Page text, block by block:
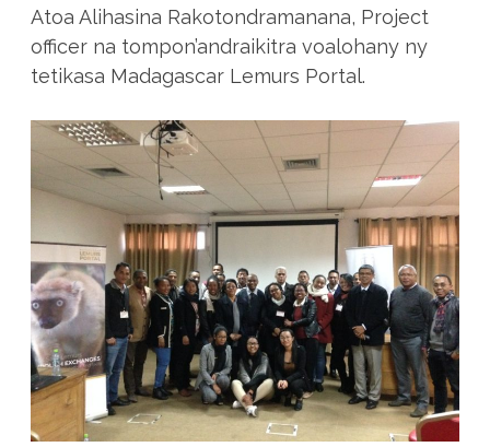
Atoa Alihasina Rakotondramanana, Project
officer na tompon’andraikitra voalohany ny
tetikasa Madagascar Lemurs Portal.